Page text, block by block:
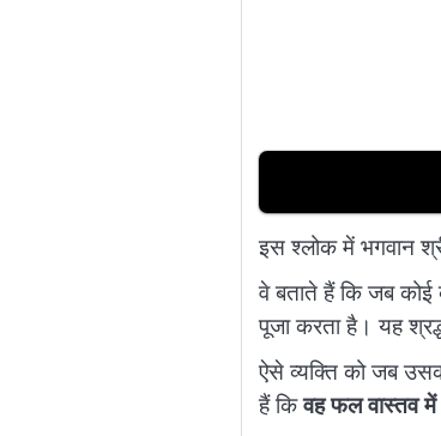
इस श्लोक में भगवान
वे बताते हैं कि जब कोई
पूजा करता है। यह
ऐसे व्यक्ति को जब
हैं किवह फल वास्तव में